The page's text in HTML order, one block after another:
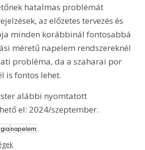
hatalmas problémát
az előzetes tervezés és
minden korábbinál fontosabbá
méretű napelem rendszereknél
probléma, da a szaharai por
is fontos lehet.
alábbi nyomtatott
el: 2024/szeptember.
napelem